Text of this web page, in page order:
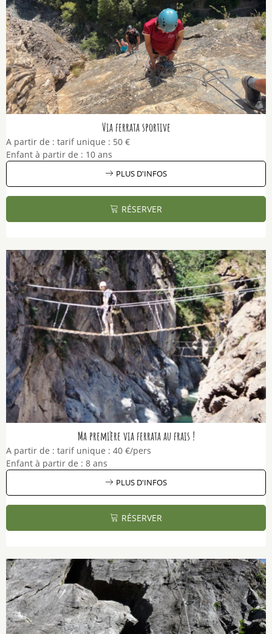
Via ferrata sportive
A partir de : tarif unique : 50 €
Enfant à partir de : 10 ans
PLUS D'INFOS
RÉSERVER
Ma première via ferrata au frais !
A partir de : tarif unique : 40 €/pers
Enfant à partir de : 8 ans
PLUS D'INFOS
RÉSERVER